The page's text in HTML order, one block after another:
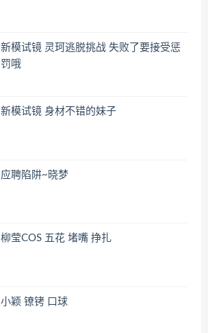
新模试镜 灵珂逃脱挑战 失败了要接受惩
罚哦
新模试镜 身材不错的妹子
应聘陷阱~晓梦
柳莹COS 五花 堵嘴 挣扎
小颖 镣铐 口球